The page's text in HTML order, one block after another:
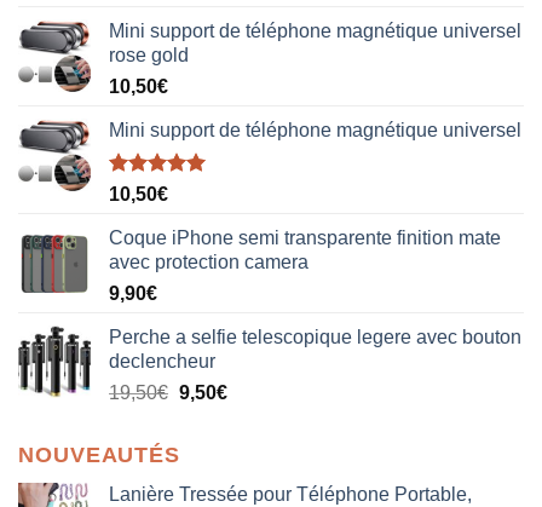
Mini support de téléphone magnétique universel
rose gold
10,50€
Mini support de téléphone magnétique universel
Note5.00
10,50€
Coque iPhone semi transparente finition mate
avec protection camera
9,90€
Perche a selfie telescopique legere avec bouton
declencheur
19,50€ 9,50€
NOUVEAUTÉS
Lanière Tressée pour Téléphone Portable,